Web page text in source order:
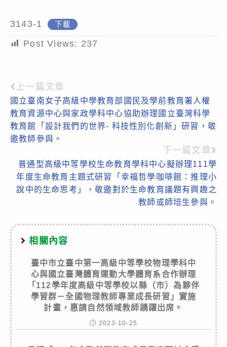
3143-1 下載
Post Views: 237
Read
more
articles
上一篇文章
國立臺南女子高級中學教育部國民及學前教育署人權
教育資源中心與家政學科中心協助辦理國立臺灣科學
教育館「設計我們的世界- 科技性別化創新」研習，敬
邀教師參與。
下一篇文章
普通型高級中等學校生命教育學科中心擬辦理111學
年度生命教育主題式研習「幸福哲學咖啡館：推理小
說中的生命思考」，敬邀對於生命教育議題有興趣之
教師或師培生參與。
相關內容
臺中市立臺中第一高級中等學校物理學科中
心與國立臺灣體育運動大學體育系合作辦理
「112學年度高級中等學校以縣（市）為夥伴
學習群－全國物理教師專業成長研習」實施
計畫，惠請自然領域教師踴躍出席。
2023-10-25